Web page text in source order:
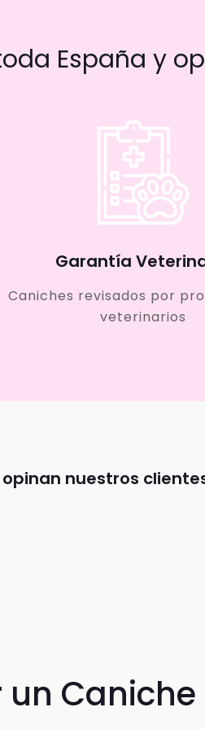
España y
Garantía
Caniches revisados por
veterinarios
opinan nuestros
un